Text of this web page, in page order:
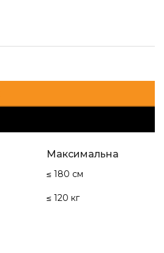
Максимальна
≤ 180 см
≤ 120 кг